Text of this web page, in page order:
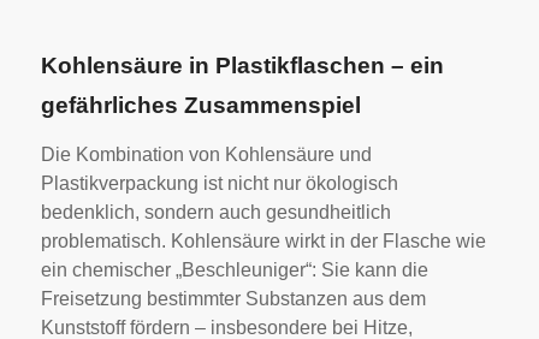
Kohlensäure in Plastikflaschen – ein
gefährliches Zusammenspiel
Die Kombination von Kohlensäure und
Plastikverpackung ist nicht nur ökologisch
bedenklich, sondern auch gesundheitlich
problematisch. Kohlensäure wirkt in der Flasche wie
ein chemischer „Beschleuniger“: Sie kann die
Freisetzung bestimmter Substanzen aus dem
Kunststoff fördern – insbesondere bei Hitze,